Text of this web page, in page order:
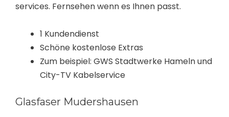
services. Fernsehen wenn es Ihnen passt.
1 Kundendienst
Schöne kostenlose Extras
Zum beispiel: GWS Stadtwerke Hameln und
City-TV Kabelservice
Glasfaser Mudershausen